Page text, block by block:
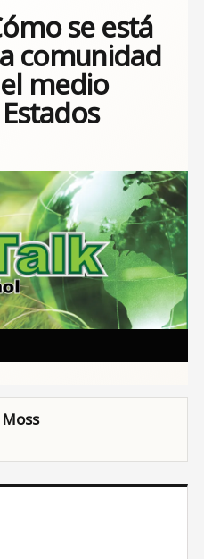
se está
comunidad
medio